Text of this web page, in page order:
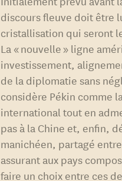
discours fleuve doit être
cristallisation qui seront
La « nouvelle » ligne
investissement,
de la diplomatie sans
considère Pékin comme
international tout en
pas à la Chine et, enfin,
manichéen, partagé
assurant aux pays
faire un choix entre ces